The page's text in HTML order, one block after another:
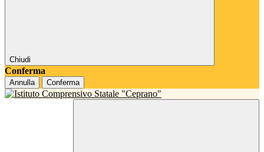
Chiudi
Conferma
Annulla Conferma